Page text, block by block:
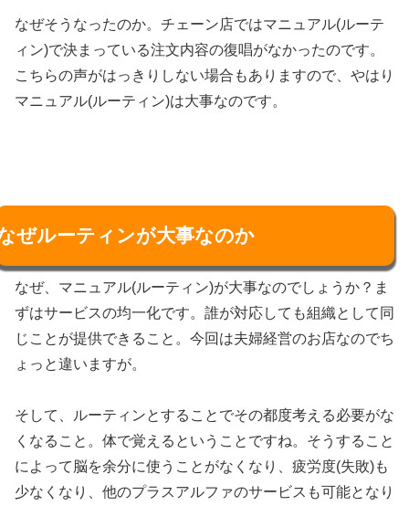
なぜそうなったのか。チェーン店ではマニュアル(ルーテ
ィン)で決まっている注文内容の復唱がなかったのです。
こちらの声がはっきりしない場合もありますので、やはり
マニュアル(ルーティン)は大事なのです。
ぜルーティンが大事なのか
なぜ、マニュアル(ルーティン)が大事なのでしょうか？ま
ずはサービスの均一化です。誰が対応しても組織として同
じことが提供できること。今回は夫婦経営のお店なのでち
ょっと違いますが。
そして、ルーティンとすることでその都度考える必要がな
くなること。体で覚えるということですね。そうすること
によって脳を余分に使うことがなくなり、疲労度(失敗)も
少なくなり、他のプラスアルファのサービスも可能となり